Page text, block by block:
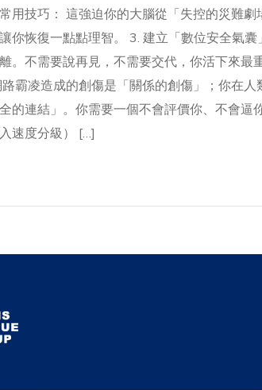
用技巧： 這強迫你的大腦從「失控的災難
你恢復一點點理智。 3. 建立「數位安全氣
。不需要說再見，不需要交代，你活下來
霸凌造成的創傷是「關係的創傷」；你在
的連結」。你需要一個不會評價你、不會逼
速度分級） […]